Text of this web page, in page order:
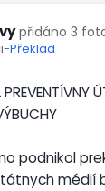
přidáno 3
-Překlad
podnikol
médií